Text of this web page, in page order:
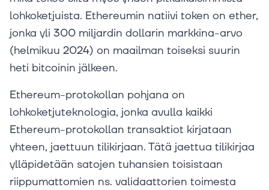
lohkoketjuista. Ethereumin natiivi token on ether,
jonka yli 300 miljardin dollarin markkina-arvo
(helmikuu 2024) on maailman toiseksi suurin
heti bitcoinin jälkeen.
Ethereum-protokollan pohjana on
lohkoketjuteknologia, jonka avulla kaikki
Ethereum-protokollan transaktiot kirjataan
yhteen, jaettuun tilikirjaan. Tätä jaettua tilikirjaa
ylläpidetään satojen tuhansien toisistaan
riippumattomien ns. validaattorien toimesta